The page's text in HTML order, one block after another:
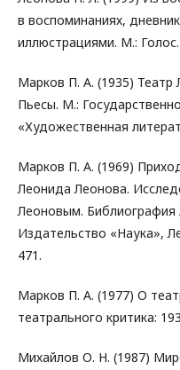
в воспоминаниях,
иллюстрациями. М.:
Марков П. А. (1935)
Пьесы. М.:
«Художественная
Марков П. А. (1969)
Леонида Леонова.
Леоновым.
Издательство «Наука»,
471.
Марков П. А. (1977) О
театрального критика:
Михайлов О. Н. (1987)